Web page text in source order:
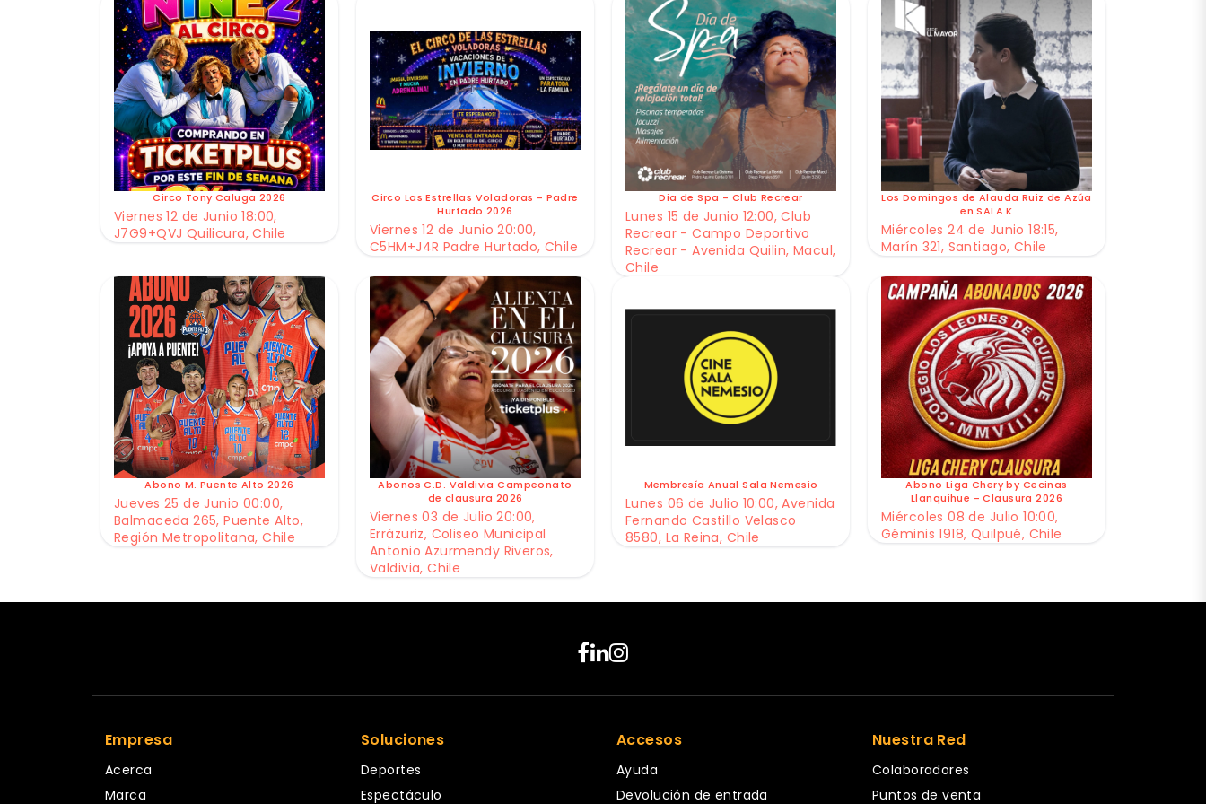
Circo Tony Caluga 2026
Viernes 12 de Junio 18:00,
J7G9+QVJ Quilicura, Chile
Circo Las Estrellas Voladoras - Padre
Hurtado 2026
Viernes 12 de Junio 20:00,
C5HM+J4R Padre Hurtado, Chile
Dia de Spa - Club Recrear
Lunes 15 de Junio 12:00, Club
Recrear - Campo Deportivo
Recrear - Avenida Quilin, Macul,
Chile
Los Domingos de Alauda Ruiz de Azúa
en SALA K
Miércoles 24 de Junio 18:15,
Marín 321, Santiago, Chile
Abono M. Puente Alto 2026
Jueves 25 de Junio 00:00,
Balmaceda 265, Puente Alto,
Región Metropolitana, Chile
Abonos C.D. Valdivia Campeonato
de clausura 2026
Viernes 03 de Julio 20:00,
Errázuriz, Coliseo Municipal
Antonio Azurmendy Riveros,
Valdivia, Chile
Membresía Anual Sala Nemesio
Lunes 06 de Julio 10:00, Avenida
Fernando Castillo Velasco
8580, La Reina, Chile
Abono Liga Chery by Cecinas
Llanquihue - Clausura 2026
Miércoles 08 de Julio 10:00,
Géminis 1918, Quilpué, Chile
Empresa
Acerca
Marca
Soluciones
Deportes
Espectáculo
Accesos
Ayuda
Devolución de entrada
Nuestra Red
Colaboradores
Puntos de venta